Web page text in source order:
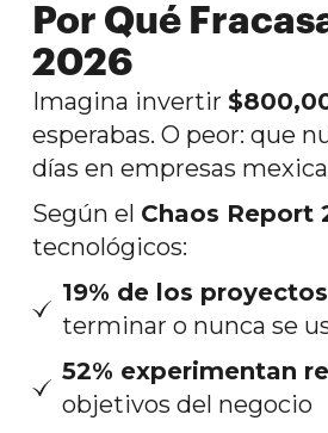
Por Qué
2026
Imagina invertir
esperabas. O peor: que
días en empresas
Según el Chaos Report
tecnológicos:
19% de los
terminar o nunca se
52% experimentan
objetivos del negocio